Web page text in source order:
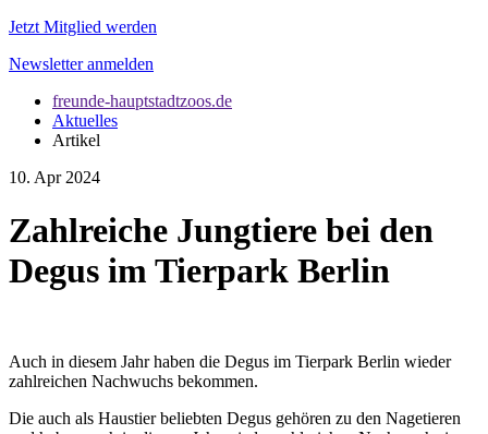
Jetzt Mitglied werden
Newsletter anmelden
freunde-hauptstadtzoos.de
Aktuelles
Artikel
10. Apr 2024
Zahlreiche Jungtiere bei den
Degus im Tierpark Berlin
Auch in diesem Jahr haben die Degus im Tierpark Berlin wieder
zahlreichen Nachwuchs bekommen.
Die auch als Haustier beliebten Degus gehören zu den Nagetieren